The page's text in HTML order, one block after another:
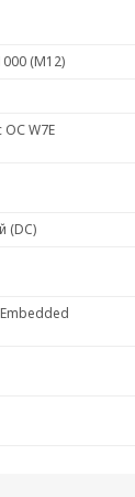
(M12)
ОС W7E
(DC)